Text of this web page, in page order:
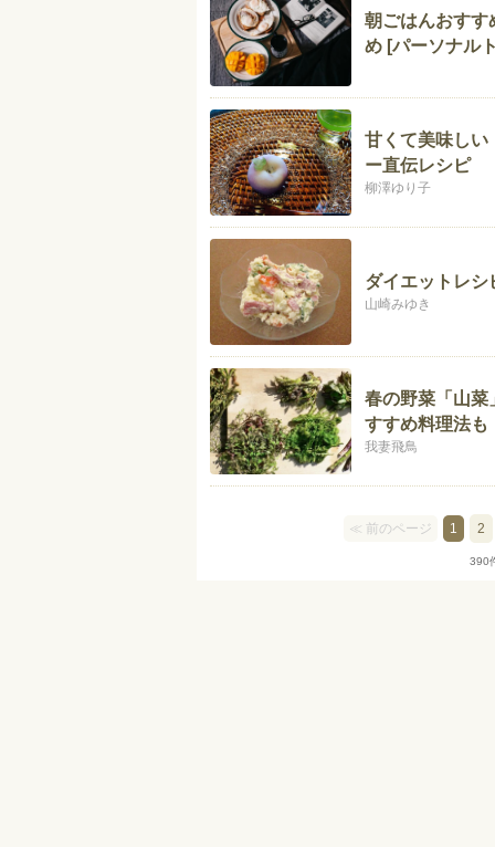
朝ごはんおすす
め [パーソナル
甘くて美味しい
ー直伝レシピ
柳澤ゆり子
ダイエットレシ
山崎みゆき
春の野菜「山菜
すすめ料理法も
我妻飛鳥
≪ 前のページ 1 2
390